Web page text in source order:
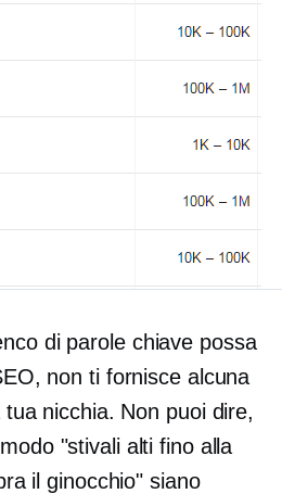
di parole chiave possa
non ti fornisce alcuna
nicchia. Non puoi dire,
"stivali alti fino alla
il ginocchio" siano